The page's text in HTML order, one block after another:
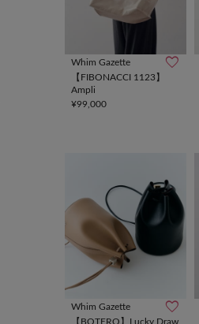
Whim Gazette
【FIBONACCI 1123】
Ampli
¥99,000
Whim Gazette
【BOTERO】Lucky Draw